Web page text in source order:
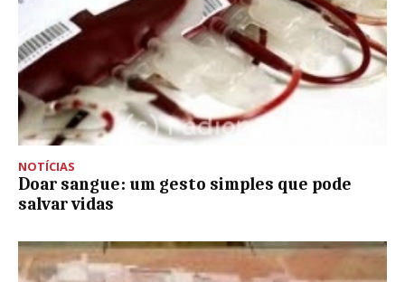
NOTÍCIAS
Doar sangue: um gesto simples que pode
salvar vidas